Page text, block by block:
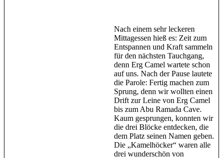
Nach einem sehr leckeren
Mittagessen hieß es: Zeit zum
Entspannen und Kraft sammeln
für den nächsten Tauchgang,
denn Erg Camel wartete schon
auf uns. Nach der Pause lautete
die Parole: Fertig machen zum
Sprung, denn wir wollten einen
Drift zur Leine von Erg Camel
bis zum Abu Ramada Cave.
Kaum gesprungen, konnten wir
die drei Blöcke entdecken, die
dem Platz seinen Namen geben.
Die „Kamelhöcker“ waren alle
drei wunderschön von